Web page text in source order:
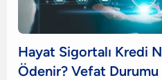
Hayat Sigortalı Kredi
Ödenir? Vefat Durumu